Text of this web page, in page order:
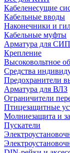
Кабеленесущие
Кабельные вводы
Наконечники и
Кабельные муфты
Арматура для СИП
Крепление
Высоковольтное
Средства
Предохранители
Арматура для ВЛЗ
Ограничители
Птицезащитные
Молниезащита и
Пускатели